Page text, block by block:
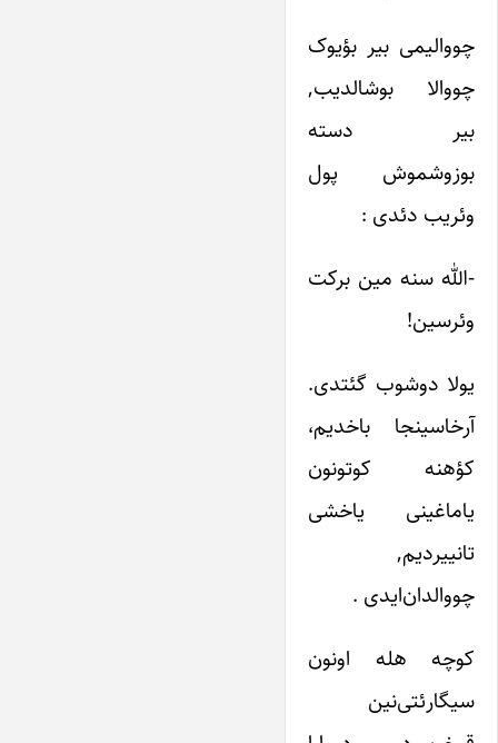
چووالیمی بیر بؤیوک
چووالا بوشالدیب,
بیر دسته
بوزوشموش پول
وئریب دئدی :
-الله سنه مین برکت
وئرسین!
یولا دوشوب گئتدی.
آرخاسینجا باخدیم،
کؤهنه کوتونون
یاماغینی یاخشی
تانییردیم,
چووالدان‌ایدی .
کوچه هله اونون
سیگارئتی‌نین